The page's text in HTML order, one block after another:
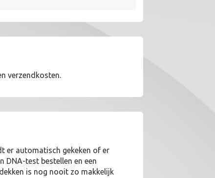
verzendkosten.
er automatisch gekeken of er
DNA-test bestellen en een
is nog nooit zo makkelijk